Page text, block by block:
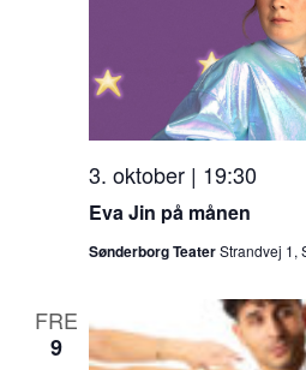
Eva Jin på månen
3. oktober | 19:30
Sønderborg TeaterStrandvej 1,
FRE
9